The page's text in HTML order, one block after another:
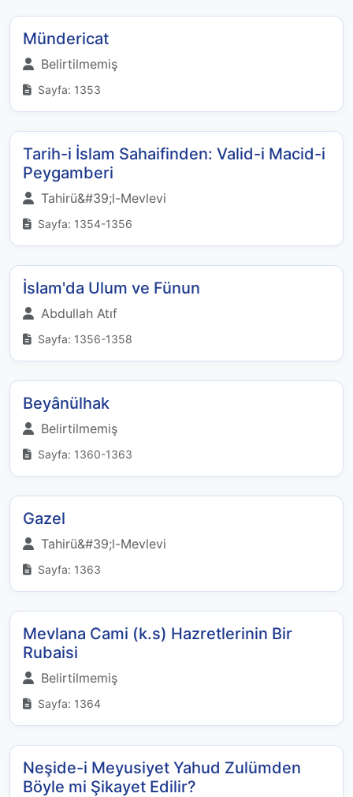
Mündericat
Belirtilmemiş
Sayfa: 1353
Tarih-i İslam Sahaifinden: Valid-i Macid-i
Peygamberi
Tahirü&#39;l-Mevlevi
Sayfa: 1354-1356
İslam'da Ulum ve Fünun
Abdullah Atıf
Sayfa: 1356-1358
Beyânülhak
Belirtilmemiş
Sayfa: 1360-1363
Gazel
Tahirü&#39;l-Mevlevi
Sayfa: 1363
Mevlana Cami (k.s) Hazretlerinin Bir
Rubaisi
Belirtilmemiş
Sayfa: 1364
Neşide-i Meyusiyet Yahud Zulümden
Böyle mi Şikayet Edilir?